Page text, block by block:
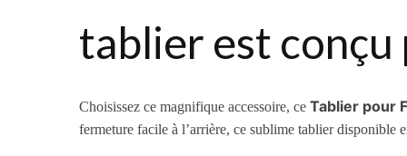
tablier est conçu
Choisissez ce magnifique accessoire, ceTablier pour
fermeture facile à l’arrière, ce sublime tablier disponible